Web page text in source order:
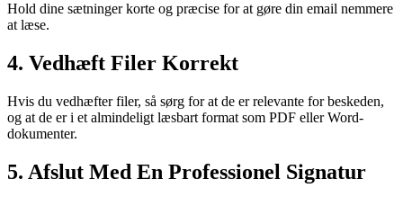
Hold dine sætninger korte og præcise for at gøre din email nemmere
at læse.
4. Vedhæft Filer Korrekt
Hvis du vedhæfter filer, så sørg for at de er relevante for beskeden,
og at de er i et almindeligt læsbart format som PDF eller Word-
dokumenter.
5. Afslut Med En Professionel Signatur